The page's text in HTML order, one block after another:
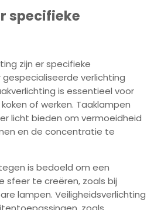
specifieke
zijn er specifieke
verlichting
is essentieel voor
of werken. Taaklampen
licht bieden om vermoeidheid
en de concentratie te
is bedoeld om een
sfeer te creëren, zoals bij
lampen. Veiligheidsverlichting